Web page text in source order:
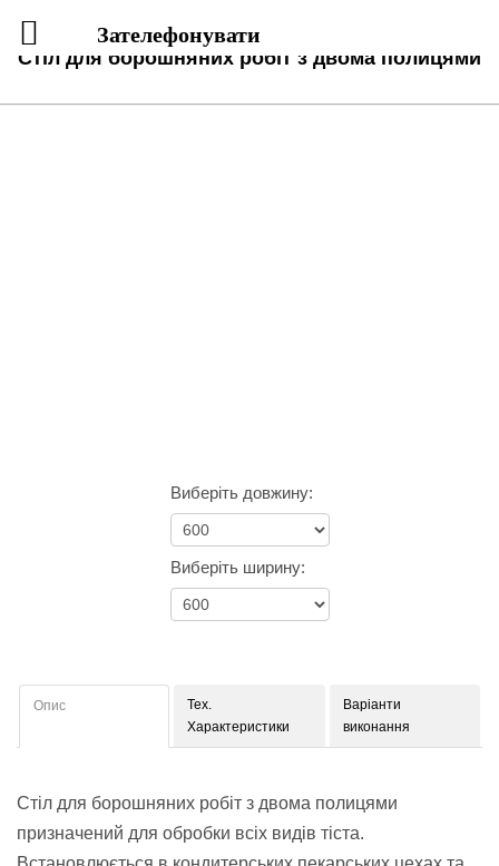
Стіл для борошняних робіт з двома полицями
Виберіть довжину:
Виберіть ширину:
Опис
Тех.
Характеристики
Варіанти
виконання
Стіл для борошняних робіт з двома полицями
призначений для обробки всіх видів тіста.
Зателефонувати